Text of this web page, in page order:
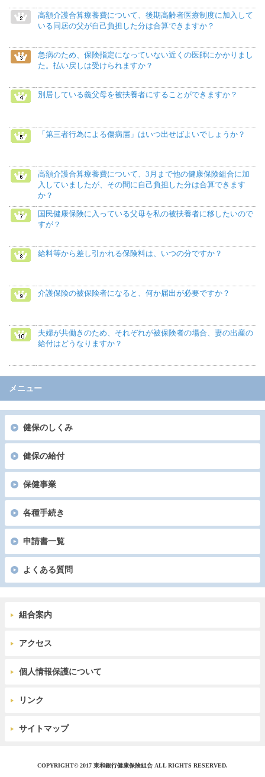
高額介護合算療養費について、後期高齢者医療制度に加入して
いる同居の父が自己負担した分は合算できますか？
急病のため、保険指定になっていない近くの医師にかかりまし
た。払い戻しは受けられますか？
別居している義父母を被扶養者にすることができますか？
「第三者行為による傷病届」はいつ出せばよいでしょうか？
高額介護合算療養費について、3月まで他の健康保険組合に加
入していましたが、その間に自己負担した分は合算できます
か？
国民健康保険に入っている父母を私の被扶養者に移したいので
すが？
給料等から差し引かれる保険料は、いつの分ですか？
介護保険の被保険者になると、何か届出が必要ですか？
夫婦が共働きのため、それぞれが被保険者の場合、妻の出産の
給付はどうなりますか？
メニュー
健保のしくみ
健保の給付
保健事業
各種手続き
申請書一覧
よくある質問
組合案内
アクセス
個人情報保護について
リンク
サイトマップ
COPYRIGHT© 2017 東和銀行健康保険組合 ALL RIGHTS RESERVED.